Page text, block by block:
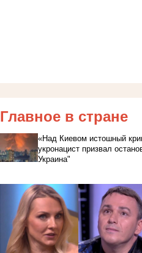
Главное в стране
«Над Киевом истошный
укронацист призвал
Украина"